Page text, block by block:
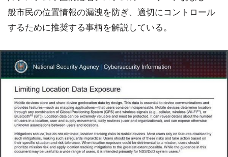
般市民の位置情報の漏洩を防ぎ、適切にコントロール
するために推奨する事柄を解説している。